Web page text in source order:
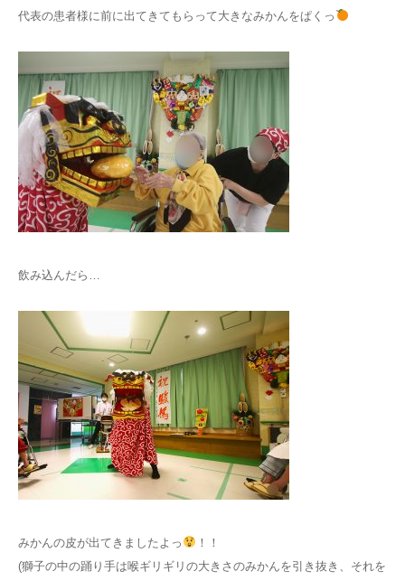
代表の患者様に前に出てきてもらって大きなみかんをぱくっ
飲み込んだら…
みかんの皮が出てきましたよっ
！！
(獅子の中の踊り手は喉ギリギリの大きさのみかんを引き抜き、それを
職員募集
個人情報保護
サイトマップ